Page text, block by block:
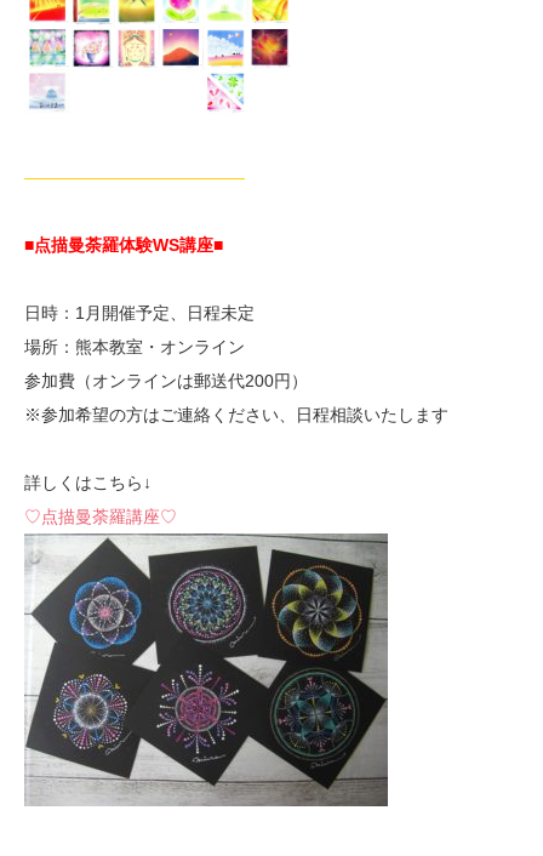
—————————————
■点描曼荼羅体験WS講座■
日時：1月開催予定、日程未定
場所：熊本教室・オンライン
参加費（オンラインは郵送代200円）
※参加希望の方はご連絡ください、日程相談いたします
詳しくはこちら↓
♡点描曼荼羅講座♡